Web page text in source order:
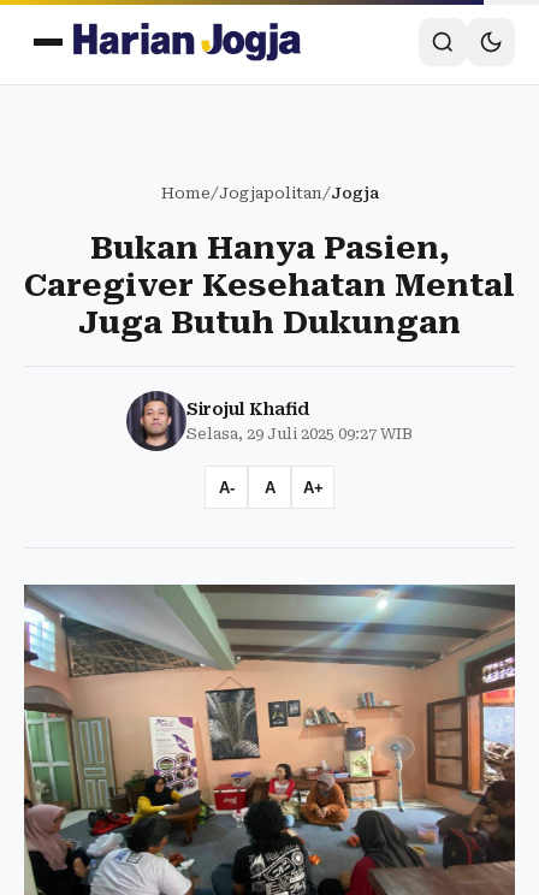
Home/Jogjapolitan/Jogja
Bukan Hanya Pasien,
Caregiver Kesehatan Mental
Juga Butuh Dukungan
Sirojul Khafid
Selasa, 29 Juli 2025 09:27 WIB
A- A A+